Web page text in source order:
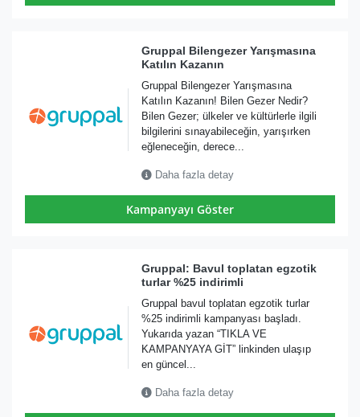
Gruppal Bilengezer Yarışmasına
Katılın Kazanın
Gruppal Bilengezer Yarışmasına
Katılın Kazanın! Bilen Gezer Nedir?
Bilen Gezer; ülkeler ve kültürlerle ilgili
bilgilerini sınayabileceğin, yarışırken
eğleneceğin, derece...
Daha fazla detay
Kampanyayı Göster
Gruppal: Bavul toplatan egzotik
turlar %25 indirimli
Gruppal bavul toplatan egzotik turlar
%25 indirimli kampanyası başladı.
Yukarıda yazan “TIKLA VE
KAMPANYAYA GİT” linkinden ulaşıp
en güncel...
Daha fazla detay